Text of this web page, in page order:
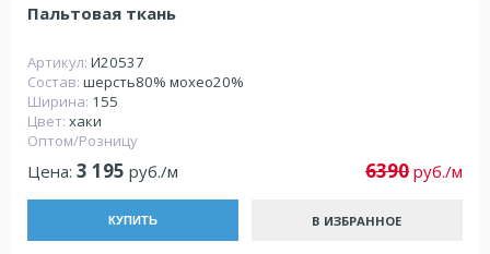
Пальтовая ткань
Артикул: И20537
Состав: шерсть80% мохео20%
Ширина: 155
Цвет: хаки
Оптом/Розницу
Цена: 3 195 руб./м 6390 руб./м
КУПИТЬ В ИЗБРАННОЕ